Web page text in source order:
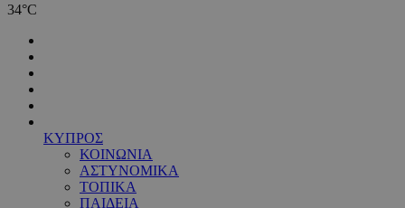
34°C
ΚΥΠΡΟΣ
ΚΟΙΝΩΝΙΑ
ΑΣΤΥΝΟΜΙΚΑ
ΤΟΠΙΚΑ
ΠΑΙΔΕΙΑ